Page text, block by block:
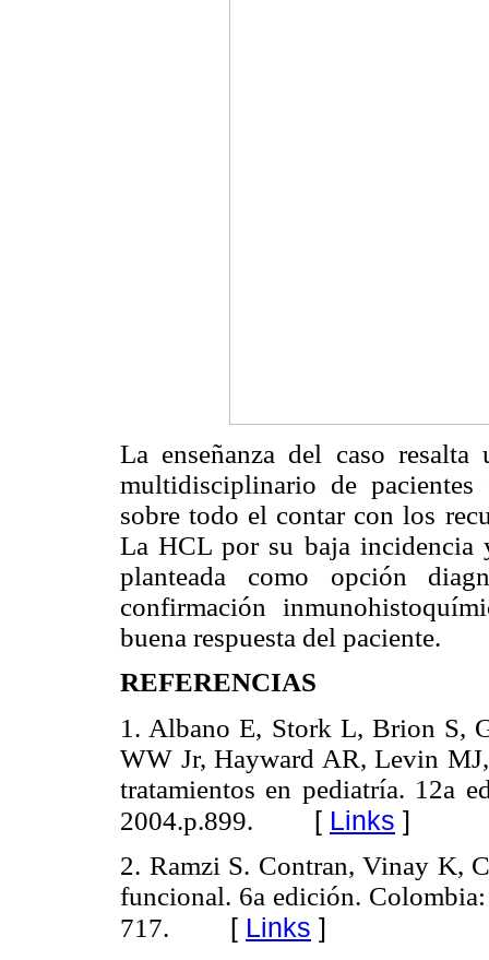
La enseñanza del caso
multidisciplinario de
sobre todo el contar con los
La HCL por su baja incidencia
planteada como opción
confirmación
buena respuesta del paciente.
REFERENCIAS
1. Albano E, Stork L, Brion S,
WW Jr, Hayward AR, Levin
tratamientos en pediatría. 12a
2004.p.899. [ Links ]
2. Ramzi S. Contran, Vinay K,
funcional. 6a edición.
717. [ Links ]